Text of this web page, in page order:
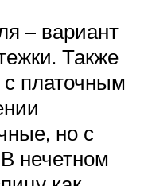
– вариант
Также
с платочным
но с
нечетном